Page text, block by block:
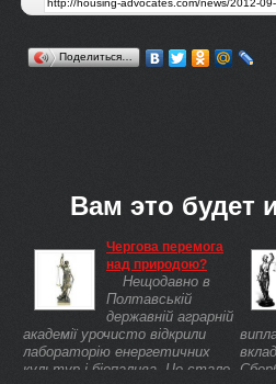
Поделиться…
Вам это будет
Чергова перемога
над природою?
Нещодавно в
Полтавській
державній аграрній
академії урочисто відкрили
лабораторію енергетичних
культур і біопалива. Це стало